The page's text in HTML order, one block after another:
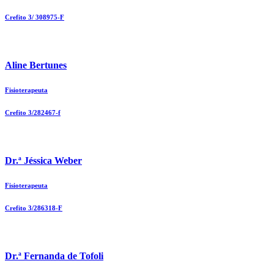
Crefito 3/ 308975-F
Aline Bertunes
Fisioterapeuta
Crefito 3/282467-f
Dr.ª Jéssica Weber
Fisioterapeuta
Crefito 3/286318-F
Dr.ª Fernanda de Tofoli